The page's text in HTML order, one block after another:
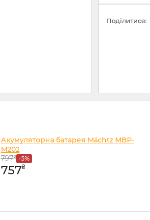
Поділитися:
Акумуляторна батарея Mächtz MBP-
M202
797₴ -5%
757₴